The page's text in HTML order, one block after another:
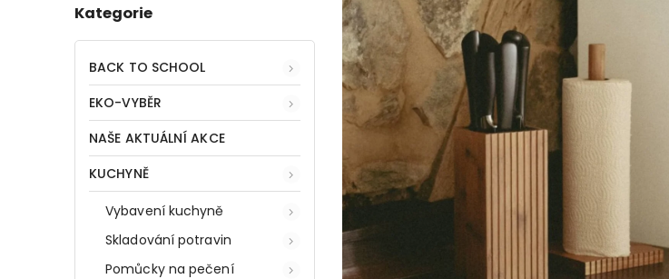
Kategorie
BACK TO SCHOOL
EKO-VYBĚR
NAŠE AKTUÁLNÍ AKCE
KUCHYNĚ
Vybavení kuchyně
Skladování potravin
Pomůcky na pečení